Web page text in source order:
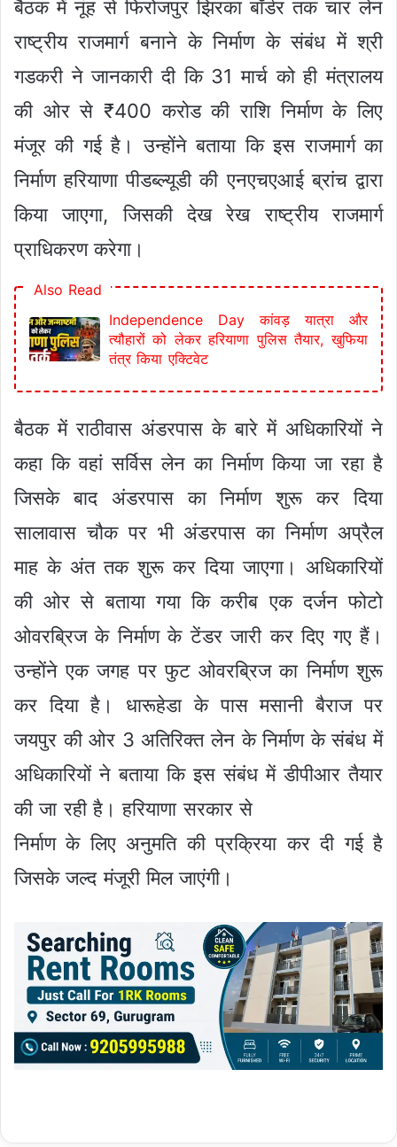
बैठक में नूंह से फिरोजपुर झिरका बॉर्डर तक चार लेन
राष्ट्रीय राजमार्ग बनाने के निर्माण के संबंध में श्री
गडकरी ने जानकारी दी कि 31 मार्च को ही मंत्रालय
की ओर से ₹400 करोड की राशि निर्माण के लिए
मंजूर की गई है। उन्होंने बताया कि इस राजमार्ग का
निर्माण हरियाणा पीडब्ल्यूडी की एनएचएआई ब्रांच द्वारा
किया जाएगा, जिसकी देख रेख राष्ट्रीय राजमार्ग
प्राधिकरण करेगा।
Also Read
Independence Day कांवड़ यात्रा और
त्यौहारों को लेकर हरियाणा पुलिस तैयार, खुफिया
तंत्र किया एक्टिवेट
बैठक में राठीवास अंडरपास के बारे में अधिकारियों ने
कहा कि वहां सर्विस लेन का निर्माण किया जा रहा है
जिसके बाद अंडरपास का निर्माण शुरू कर दिया
सालावास चौक पर भी अंडरपास का निर्माण अप्रैल
माह के अंत तक शुरू कर दिया जाएगा। अधिकारियों
की ओर से बताया गया कि करीब एक दर्जन फोटो
ओवरब्रिज के निर्माण के टेंडर जारी कर दिए गए हैं।
उन्होंने एक जगह पर फुट ओवरब्रिज का निर्माण शुरू
कर दिया है। धारूहेडा के पास मसानी बैराज पर
जयपुर की ओर 3 अतिरिक्त लेन के निर्माण के संबंध में
अधिकारियों ने बताया कि इस संबंध में डीपीआर तैयार
की जा रही है। हरियाणा सरकार से
निर्माण के लिए अनुमति की प्रक्रिया कर दी गई है
जिसके जल्द मंजूरी मिल जाएंगी।